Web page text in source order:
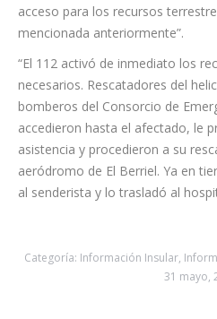
alerta, en la que se comunicaba
asistencia sanitaria tras sufrir una
acceso para los recursos
mencionada anteriormente”.
“El 112 activó de inmediato los
necesarios. Rescatadores del
bomberos del Consorcio de
accedieron hasta el afectado, le
asistencia y procedieron a su